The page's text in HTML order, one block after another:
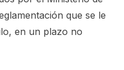
que se le
en un plazo no